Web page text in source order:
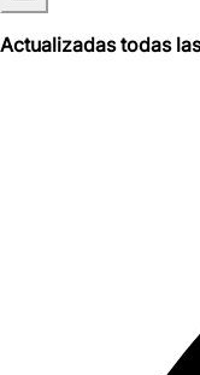
Actualizadas todas